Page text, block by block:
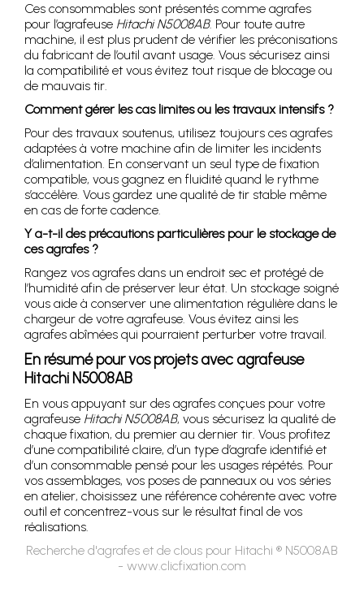
Ces consommables sont présentés comme agrafes
pour l’agrafeuse Hitachi N5008AB. Pour toute autre
machine, il est plus prudent de vérifier les préconisations
du fabricant de l’outil avant usage. Vous sécurisez ainsi
la compatibilité et vous évitez tout risque de blocage ou
de mauvais tir.
Comment gérer les cas limites ou les travaux intensifs ?
Pour des travaux soutenus, utilisez toujours ces agrafes
adaptées à votre machine afin de limiter les incidents
d’alimentation. En conservant un seul type de fixation
compatible, vous gagnez en fluidité quand le rythme
s’accélère. Vous gardez une qualité de tir stable même
en cas de forte cadence.
Y a-t-il des précautions particulières pour le stockage de
ces agrafes ?
Rangez vos agrafes dans un endroit sec et protégé de
l’humidité afin de préserver leur état. Un stockage soigné
vous aide à conserver une alimentation régulière dans le
chargeur de votre agrafeuse. Vous évitez ainsi les
agrafes abîmées qui pourraient perturber votre travail.
En résumé pour vos projets avec agrafeuse
Hitachi N5008AB
En vous appuyant sur des agrafes conçues pour votre
agrafeuse Hitachi N5008AB, vous sécurisez la qualité de
chaque fixation, du premier au dernier tir. Vous profitez
d’une compatibilité claire, d’un type d’agrafe identifié et
d’un consommable pensé pour les usages répétés. Pour
vos assemblages, vos poses de panneaux ou vos séries
en atelier, choisissez une référence cohérente avec votre
outil et concentrez-vous sur le résultat final de vos
réalisations.
Recherche d'agrafes et de clous pour Hitachi ® N5008AB
- www.clicfixation.com